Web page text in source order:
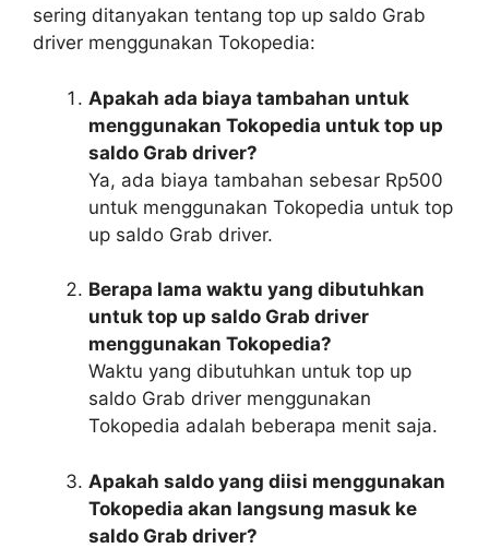
sering ditanyakan tentang top up saldo Grab
driver menggunakan Tokopedia:
Apakah ada biaya tambahan untuk
menggunakan Tokopedia untuk top up
saldo Grab driver?
Ya, ada biaya tambahan sebesar Rp500
untuk menggunakan Tokopedia untuk top
up saldo Grab driver.
Berapa lama waktu yang dibutuhkan
untuk top up saldo Grab driver
menggunakan Tokopedia?
Waktu yang dibutuhkan untuk top up
saldo Grab driver menggunakan
Tokopedia adalah beberapa menit saja.
Apakah saldo yang diisi menggunakan
Tokopedia akan langsung masuk ke
saldo Grab driver?